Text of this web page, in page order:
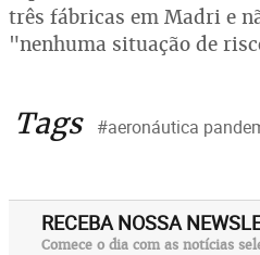
três fábricas em Madri e
"nenhuma situação de
Tags #aeronáutica
RECEBA NOSSA
Comece o dia com as notícias